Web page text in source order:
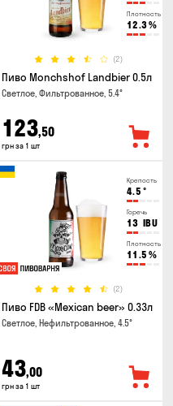
Плотность
12.3%
(2)
Пиво Monchshof Landbier 0.5л
Светлое, Фильтрованное, 5.4°
123,50
грн за 1 шт
Крепость
4.5 °
Горечь
13 IBU
Плотность
11.5 %
(2)
Пиво FDB «Mexican beer» 0.33л
Светлое, Нефильтрованное, 4.5°
43,00
грн за 1 шт